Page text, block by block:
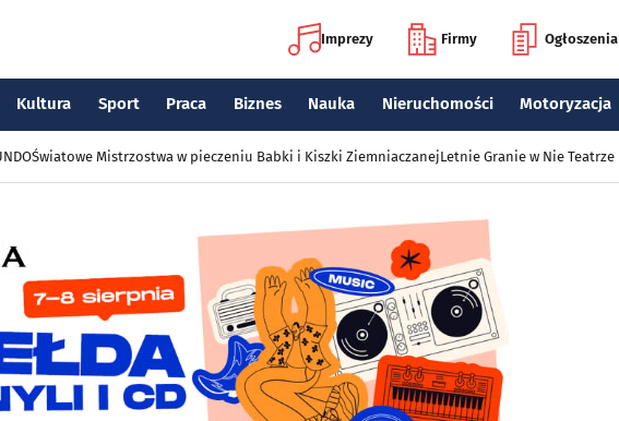
Imprezy Firmy Ogłoszenia
Kultura Sport Praca Biznes Nauka Nieruchomości Motoryzacja
Światowe Mistrzostwa w pieczeniu Babki i Kiszki ZiemniaczanejLetnie Granie w Nie Teatrze